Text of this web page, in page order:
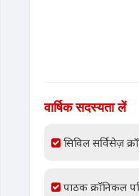
वार्षिक सदस्यता लें
सिविल सर्विसेज़
पाठक क्रॉनिकल